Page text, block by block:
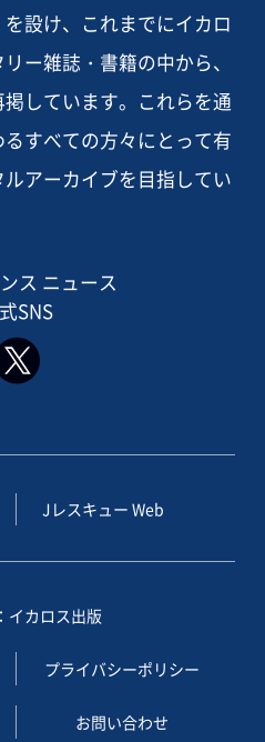
設け、これまでにイカロ
ー雑誌・書籍の中から、
しています。これらを通
すべての方々にとって有
アーカイブを目指してい
ス ニュース
SNS
Jレスキュー Web
イカロス出版
プライバシーポリシー
お問い合わせ